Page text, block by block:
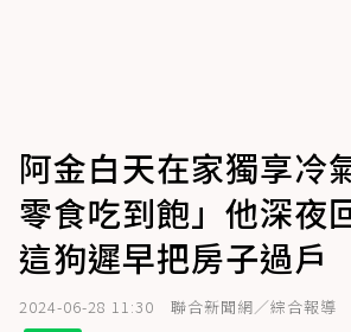
阿金白天在家獨享冷
零食吃到飽」他深夜
這狗遲早把房子過戶
2024-06-28 11:30 聯合新聞網／綜合報導